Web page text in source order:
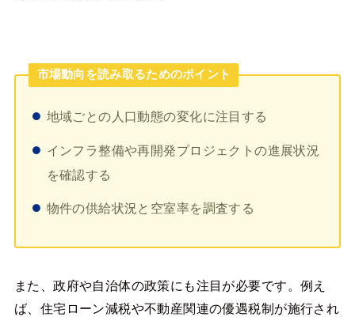
市場動向を読み取るためのポイント
地域ごとの人口動態の変化に注目する
インフラ整備や再開発プロジェクトの進展状況
を確認する
物件の供給状況と空室率を調査する
また、政府や自治体の政策にも注目が必要です。例え
ば、住宅ローン減税や不動産関連の優遇税制が施行され